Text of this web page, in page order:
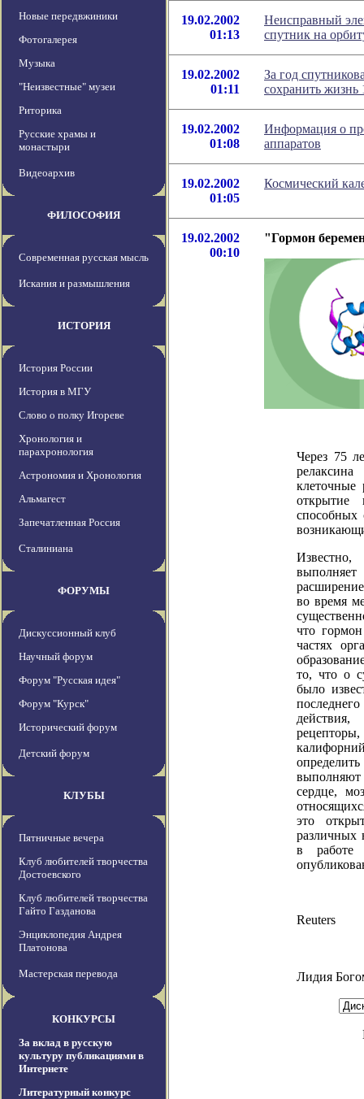
Новые передвжиники
Фотогалерея
Музыка
"Неизвестные" музеи
Риторика
Русские храмы и
монастыри
Видеоархив
ФИЛОСОФИЯ
Современная русская мысль
Искания и размышления
ИСТОРИЯ
История России
История в МГУ
Слово о полку Игореве
Хронология и
парахронология
Астрономия и Хронология
Альмагест
Запечатленная Россия
Сталиниана
ФОРУМЫ
Дискуссионный клуб
Научный форум
Форум "Русская идея"
Форум "Курск"
Исторический форум
Детский форум
КЛУБЫ
Пятничные вечера
Клуб любителей творчества
Достоевского
Клуб любителей творчества
Гайто Газданова
Энциклопедия Андрея
Платонова
Мастерская перевода
КОНКУРСЫ
За вклад в русскую
культуру публикациями в
Интернете
Литературный конкурс
19.02.2002
01:13
Неисправный
спутник на
19.02.2002
01:11
За год
сохранить жизнь
19.02.2002
01:08
Информация о
аппаратов
19.02.2002
01:05
Космический
19.02.2002
00:10
"Гормон
Через 75
клеточные
открытие
способных
во время
что
частях
то, что о
было
сердце,
это
различных
в работе
Reuters
Лидия